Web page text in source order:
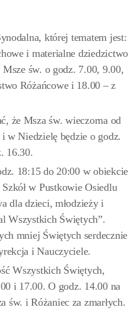
której tematem jest:
i materialne dziedzictwo
św. o godz. 7.00, 9.00,
Różańcowe i 18.00 – z
że Msza św. wieczorna od
w Niedzielę będzie o godz.
16.30.
18:15 do 20:00 w obiekcie
w Pustkowie Osiedlu
dla dzieci, młodzieży i
Wszystkich Świętych”.
mniej Świętych serdecznie
i Nauczyciele.
Wszystkich Świętych,
i 17.00. O godz. 14.00 na
św. i Różaniec za zmarłych.